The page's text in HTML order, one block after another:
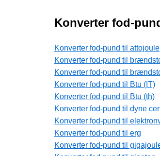
Konverter fod-
Konverter fod-pund til attojoule
Konverter fod-pund til
Konverter fod-pund til
Konverter fod-pund til Btu (IT)
Konverter fod-pund til Btu (th)
Konverter fod-pund til dyne
Konverter fod-pund til
Konverter fod-pund til erg
Konverter fod-pund til